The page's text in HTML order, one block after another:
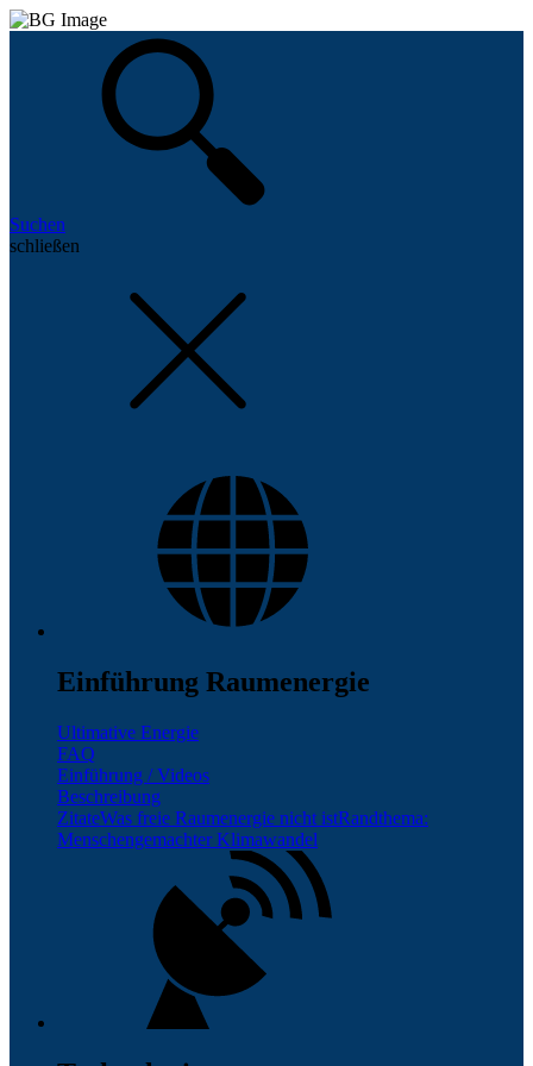
Suchen
schließen
Einführung Raumenergie
Ultimative Energie
FAQ
Einführung / Videos
Beschreibung
ZitateWas freie Raumenergie nicht istRandthema:
Menschengemachter Klimawandel